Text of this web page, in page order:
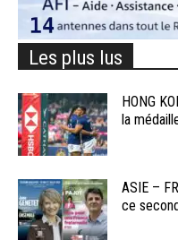
Les plus lus
HONG
la
ASIE –
ce